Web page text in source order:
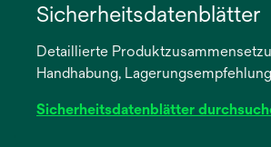
neuen
Registerkarte
Sicherheitsdatenblätter
Detaillierte
Handhabung,
Sicherheitsdatenblätter